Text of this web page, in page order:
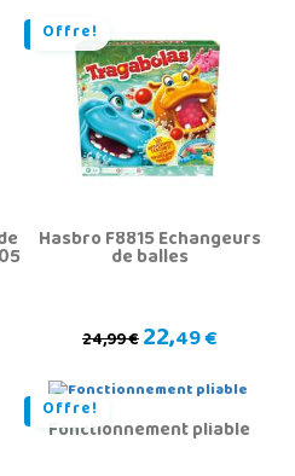
Offre!
Hasbro F8815 Échangeurs
de balles
24,99 €22,49 €
Offre!
Fonctionnement pliable